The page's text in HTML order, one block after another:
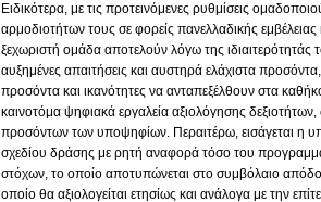
Ειδικότερα, με τις προτεινόμενες ρυθμίσεις
αρμοδιοτήτων τους σε φορείς πανελλαδικής
ξεχωριστή ομάδα αποτελούν λόγω της ιδιαιτερότητάς
αυξημένες απαιτήσεις και αυστηρά ελάχιστα
προσόντα και ικανότητες να ανταπεξέλθουν στα
καινοτόμα ψηφιακά εργαλεία αξιολόγησης
προσόντων των υποψηφίων. Περαιτέρω, εισάγεται η
σχεδίου δράσης με ρητή αναφορά τόσο του
στόχων, το οποίο αποτυπώνεται στο συμβόλαιο
οποίο θα αξιολογείται ετησίως και ανάλογα με την